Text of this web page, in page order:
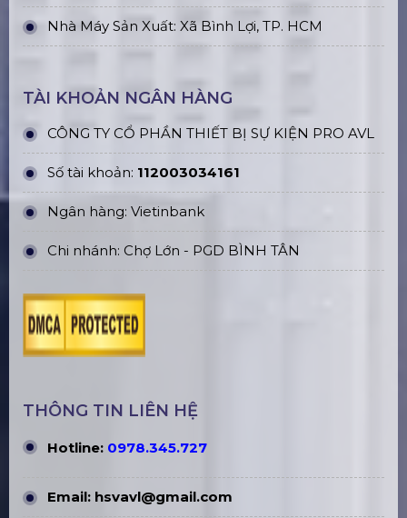
Nhà Máy Sản Xuất: Xã Bình Lợi, TP. HCM
TÀI KHOẢN NGÂN HÀNG
CÔNG TY CỔ PHẦN THIẾT BỊ SỰ KIỆN PRO AVL
Số tài khoản: 112003034161
Ngân hàng: Vietinbank
Chi nhánh: Chợ Lớn - PGD BÌNH TÂN
THÔNG TIN LIÊN HỆ
Hotline: 0978.345.727
Email: hsvavl@gmail.com